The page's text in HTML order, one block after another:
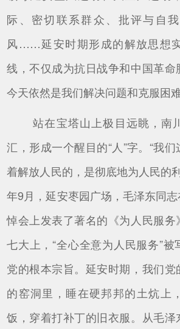
际、密切联系群众、批评与自
风……延安时期形成的解放思想
线，不仅成为抗日战争和中国革
今天依然是我们解决问题和克服困难
站在宝塔山上极目远眺，南
汇，形成一个醒目的“人”字。“我
着解放人民的，是彻底地为人民的
年9月，延安枣园广场，毛泽东同
悼会上发表了著名的《为人民服
七大上，“全心全意为人民服务”
党的根本宗旨。延安时期，我们
的窑洞里，睡在硬邦邦的土炕上
饭，穿着打补丁的旧衣服。从毛